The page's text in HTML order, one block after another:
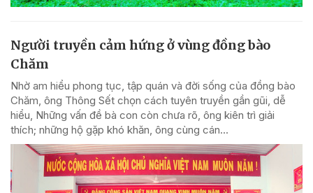
Người truyền cảm hứng ở vùng đồng bào
Chăm
Nhờ am hiểu phong tục, tập quán và đời sống của đồng bào
Chăm, ông Thông Sết chọn cách tuyên truyền gần gũi, dễ
hiểu, Những vấn đề bà con còn chưa rõ, ông kiên trì giải
thích; những hộ gặp khó khăn, ông cùng cán...